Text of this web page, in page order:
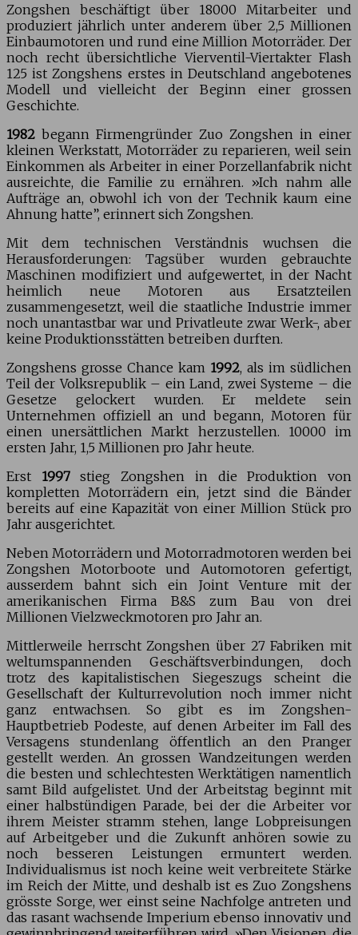
Zongshen beschäftigt über 18000 Mitarbeiter und
produziert jährlich unter anderem über 2,5 Millionen
Einbaumotoren und rund eine Million Motorräder. Der
noch recht übersichtliche Vierventil-Viertakter Flash
125 ist Zongshens erstes in Deutschland angebotenes
Modell und vielleicht der Beginn einer grossen
Geschichte.
1982 begann Firmengründer Zuo Zongshen in einer
kleinen Werkstatt, Motorräder zu reparieren, weil sein
Einkommen als Arbeiter in einer Porzellanfabrik nicht
ausreichte, die Familie zu ernähren. »Ich nahm alle
Aufträge an, obwohl ich von der Technik kaum eine
Ahnung hatte”, erinnert sich Zongshen.
Mit dem technischen Verständnis wuchsen die
Herausforderungen: Tagsüber wurden gebrauchte
Maschinen modifiziert und aufgewertet, in der Nacht
heimlich neue Motoren aus Ersatzteilen
zusammengesetzt, weil die staatliche Industrie immer
noch unantastbar war und Privatleute zwar Werk-, aber
keine Produktionsstätten betreiben durften.
Zongshens grosse Chance kam 1992, als im südlichen
Teil der Volksrepublik – ein Land, zwei Systeme – die
Gesetze gelockert wurden. Er meldete sein
Unternehmen offiziell an und begann, Motoren für
einen unersättlichen Markt herzustellen. 10000 im
ersten Jahr, 1,5 Millionen pro Jahr heute.
Erst 1997stieg Zongshen in die Produktion von
kompletten Motorrädern ein, jetzt sind die Bänder
bereits auf eine Kapazität von einer Million Stück pro
Jahr ausgerichtet.
Neben Motorrädern und Motorradmotoren werden bei
Zongshen Motorboote und Automotoren gefertigt,
ausserdem bahnt sich ein Joint Venture mit der
amerikanischen Firma B&S zum Bau von drei
Millionen Vielzweckmotoren pro Jahr an.
Mittlerweile herrscht Zongshen über 27 Fabriken mit
weltumspannenden Geschäftsverbindungen, doch
trotz des kapitalistischen Siegeszugs scheint die
Gesellschaft der Kulturrevolution noch immer nicht
ganz entwachsen. So gibt es im Zongshen-
Hauptbetrieb Podeste, auf denen Arbeiter im Fall des
Versagens stundenlang öffentlich an den Pranger
gestellt werden. An grossen Wandzeitungen werden
die besten und schlechtesten Werktätigen namentlich
samt Bild aufgelistet. Und der Arbeitstag beginnt mit
einer halbstündigen Parade, bei der die Arbeiter vor
ihrem Meister stramm stehen, lange Lobpreisungen
auf Arbeitgeber und die Zukunft anhören sowie zu
noch besseren Leistungen ermuntert werden.
Individualismus ist noch keine weit verbreitete Stärke
im Reich der Mitte, und deshalb ist es Zuo Zongshens
grösste Sorge, wer einst seine Nachfolge antreten und
das rasant wachsende Imperium ebenso innovativ und